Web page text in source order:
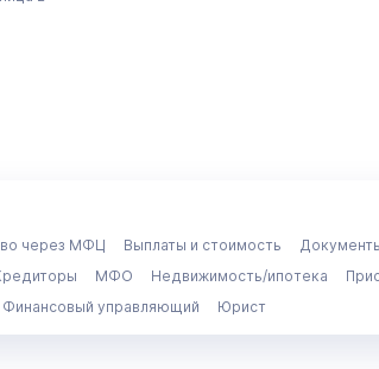
через МФЦ Выплаты и стоимость
МФО Недвижимость/ипотека
Финансовый управляющий Юрист